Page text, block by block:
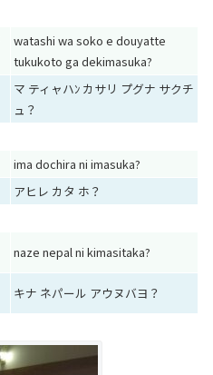
watashi wa soko e douyatte
tukukoto ga dekimasuka?
マ ティャハﾝ カサリ プグナ サクチ
ュ？
ima dochira ni imasuka?
アヒレ カタ ホ？
naze nepal ni kimasitaka?
キナ ネパール アウヌバヨ？